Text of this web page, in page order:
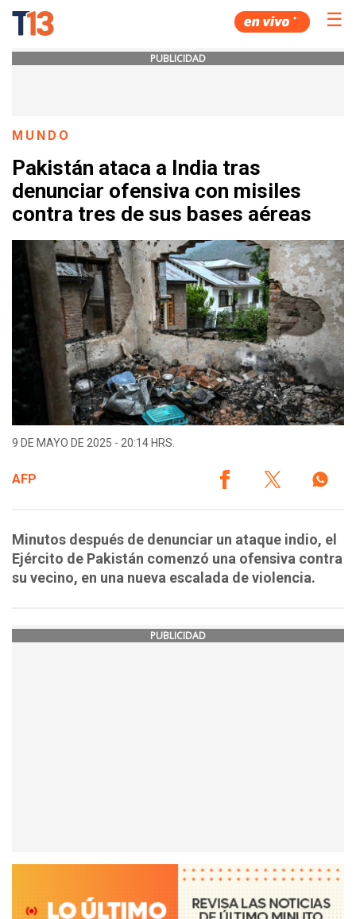
☰
PUBLICIDAD
MUNDO
Pakistán ataca a India tras
denunciar ofensiva con misiles
contra tres de sus bases aéreas
9 DE MAYO DE 2025 - 20:14 HRS.
AFP
Minutos después de denunciar un ataque indio, el
Ejército de Pakistán comenzó una ofensiva contra
su vecino, en una nueva escalada de violencia.
PUBLICIDAD